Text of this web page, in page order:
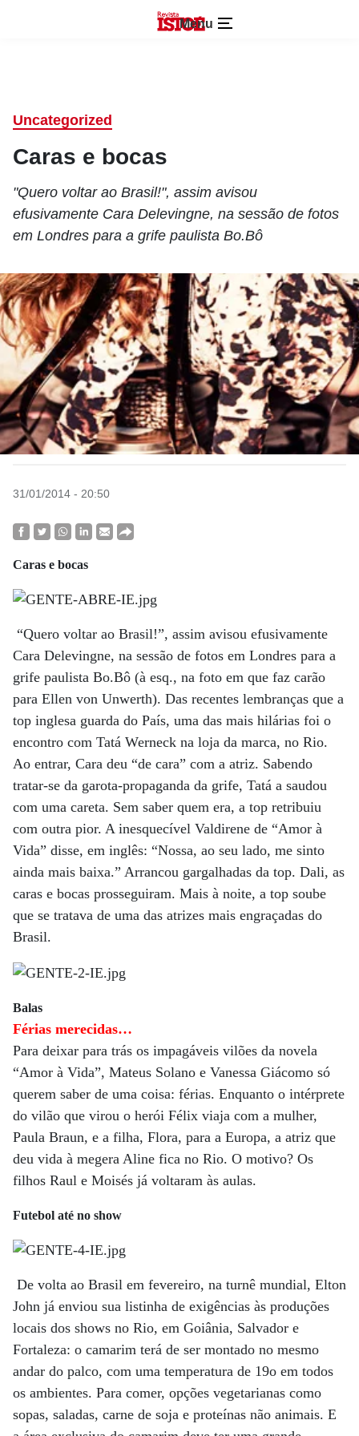
Menu
Uncategorized
Caras e bocas
"Quero voltar ao Brasil!", assim avisou
efusivamente Cara Delevingne, na sessão de fotos
em Londres para a grife paulista Bo.Bô
31/01/2014 - 20:50
Caras e bocas
“Quero voltar ao Brasil!”, assim avisou efusivamente
Cara Delevingne, na sessão de fotos em Londres para a
grife paulista Bo.Bô (à esq., na foto em que faz carão
para Ellen von Unwerth). Das recentes lembranças que a
top inglesa guarda do País, uma das mais hilárias foi o
encontro com Tatá Werneck na loja da marca, no Rio.
Ao entrar, Cara deu “de cara” com a atriz. Sabendo
tratar-se da garota-propaganda da grife, Tatá a saudou
com uma careta. Sem saber quem era, a top retribuiu
com outra pior. A inesquecível Valdirene de “Amor à
Vida” disse, em inglês: “Nossa, ao seu lado, me sinto
ainda mais baixa.” Arrancou gargalhadas da top. Dali, as
caras e bocas prosseguiram. Mais à noite, a top soube
que se tratava de uma das atrizes mais engraçadas do
Brasil.
Balas
Férias merecidas…
Para deixar para trás os impagáveis vilões da novela
“Amor à Vida”, Mateus Solano e Vanessa Giácomo só
querem saber de uma coisa: férias. Enquanto o intérprete
do vilão que virou o herói Félix viaja com a mulher,
Paula Braun, e a filha, Flora, para a Europa, a atriz que
deu vida à megera Aline fica no Rio. O motivo? Os
filhos Raul e Moisés já voltaram às aulas.
Futebol até no show
De volta ao Brasil em fevereiro, na turnê mundial, Elton
John já enviou sua listinha de exigências às produções
locais dos shows no Rio, em Goiânia, Salvador e
Fortaleza: o camarim terá de ser montado no mesmo
andar do palco, com uma temperatura de 19o em todos
os ambientes. Para comer, opções vegetarianas como
sopas, saladas, carne de soja e proteínas não animais. E